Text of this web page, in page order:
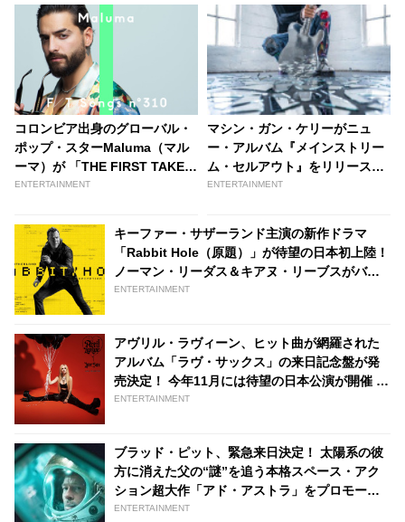
コロンビア出身のグローバル・
ポップ・スターMaluma（マル
ーマ）が 「THE FIRST TAKE」
に初登場！ 世界中の人々に愛さ
発撮りパフォーマンス［動画あ
り］ - tvgroove
ENTERTAINMENT
マシン・ガン・ケリーがニュ
ー・アルバム『メインストリー
ム・セルアウト』をリリース！
なんとお気に入りの兵庫産ウィ
ENTERTAINMENT
キーファー・サザーランド主演の新作ドラマ
「Rabbit Hole（原題）」が待望の日本初上陸！
ノーマン・リーダス＆キアヌ・リーブスがバイ
クで砂漠へ・・ Hulu、2023年11月のラインナ
ENTERTAINMENT
アヴリル・ラヴィーン、ヒット曲が網羅された
アルバム「ラヴ・サックス」の来日記念盤が発
売決定！ 今年11月には待望の日本公演が開催 -
tvgroove
ENTERTAINMENT
ブラッド・ピット、緊急来日決定！ 太陽系の彼
方に消えた父の“謎”を追う本格スペース・アク
ション超大作「アド・アストラ」をプロモーシ
ョンへ | tvgroove
ENTERTAINMENT